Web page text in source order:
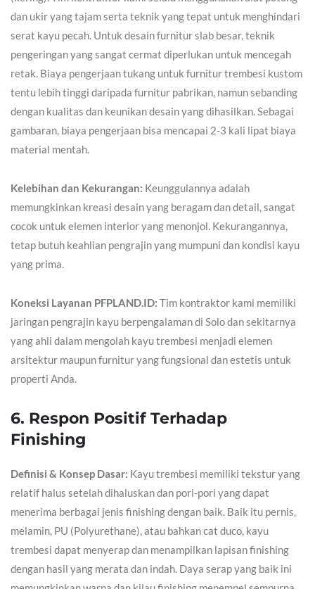
dan ukir yang tajam serta teknik yang tepat untuk menghindari
serat kayu pecah. Untuk desain furnitur slab besar, teknik
pengeringan yang sangat cermat diperlukan untuk mencegah
retak. Biaya pengerjaan tukang untuk furnitur trembesi kustom
tentu lebih tinggi daripada furnitur pabrikan, namun sebanding
dengan kualitas dan keunikan desain yang dihasilkan. Sebagai
gambaran, biaya pengerjaan bisa mencapai 2-3 kali lipat biaya
material mentah.
Kelebihan dan Kekurangan: Keunggulannya adalah
memungkinkan kreasi desain yang beragam dan detail, sangat
cocok untuk elemen interior yang menonjol. Kekurangannya,
tetap butuh keahlian pengrajin yang mumpuni dan kondisi kayu
yang prima.
Koneksi Layanan PFPLAND.ID: Tim kontraktor kami memiliki
jaringan pengrajin kayu berpengalaman di Solo dan sekitarnya
yang ahli dalam mengolah kayu trembesi menjadi elemen
arsitektur maupun furnitur yang fungsional dan estetis untuk
properti Anda.
6. Respon Positif Terhadap
Finishing
Definisi & Konsep Dasar: Kayu trembesi memiliki tekstur yang
relatif halus setelah dihaluskan dan pori-pori yang dapat
menerima berbagai jenis finishing dengan baik. Baik itu pernis,
melamin, PU (Polyurethane), atau bahkan cat duco, kayu
trembesi dapat menyerap dan menampilkan lapisan finishing
dengan hasil yang merata dan indah. Daya serap yang baik ini